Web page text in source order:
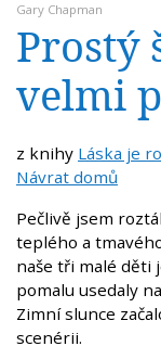
Gary Chapman
Prostý
velmi
z knihy Láska je
Návrat domů
Pečlivě jsem
teplého a
naše tři malé děti
pomalu usedaly
Zimní slunce
scenérii.